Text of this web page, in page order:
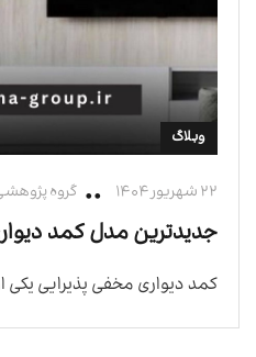
وبلاگ
۲۲ شهریور ۱۴۰۴ گروه
جدیدترین مدل کمد
کمد دیواری مخفی پذیرایی